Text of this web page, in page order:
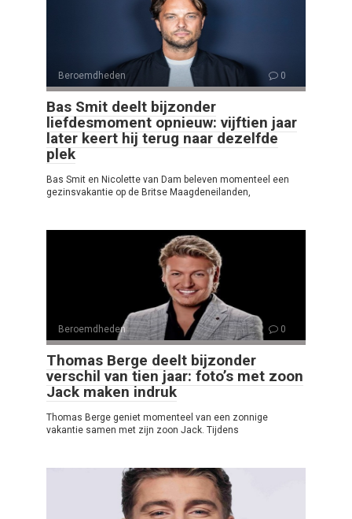
Beroemdheden 0
Bas Smit deelt bijzonder
liefdesmoment opnieuw: vijftien jaar
later keert hij terug naar dezelfde
plek
Bas Smit en Nicolette van Dam beleven momenteel een
gezinsvakantie op de Britse Maagdeneilanden,
Beroemdheden 0
Thomas Berge deelt bijzonder
verschil van tien jaar: foto’s met zoon
Jack maken indruk
Thomas Berge geniet momenteel van een zonnige
vakantie samen met zijn zoon Jack. Tijdens